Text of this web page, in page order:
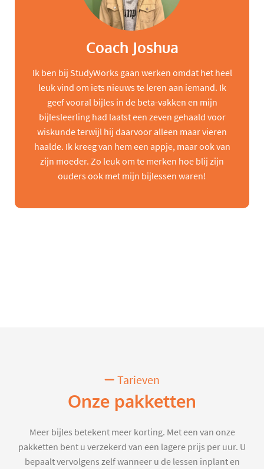
Coach Joshua
Ik ben bij StudyWorks gaan werken omdat het heel
leuk vind om iets nieuws te leren aan iemand. Ik
geef vooral bijles in de beta-vakken en mijn
bijlesleerling had laatst een zeven gehaald voor
wiskunde terwijl hij daarvoor alleen maar vieren
haalde. Ik kreeg van hem een appje, maar ook van
zijn moeder. Zo leuk om te merken hoe blij zijn
ouders ook met mijn bijlessen waren!
Tarieven
Onze pakketten
Meer bijles betekent meer korting. Met een van onze
pakketten bent u verzekerd van een lagere prijs per uur. U
bepaalt vervolgens zelf wanneer u de lessen inplant en